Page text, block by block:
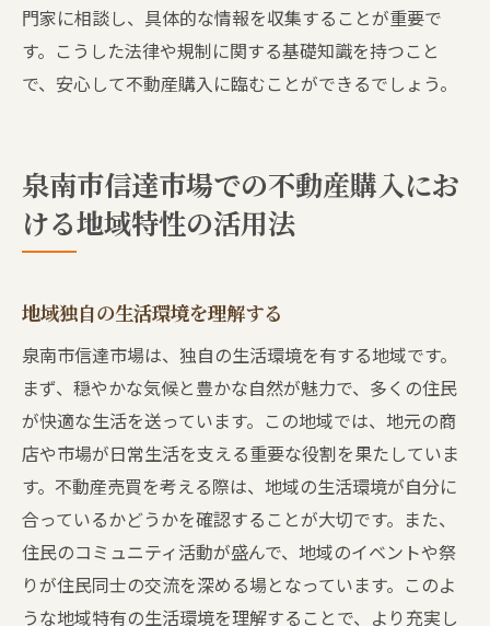
門家に相談し、具体的な情報を収集することが重要で
す。こうした法律や規制に関する基礎知識を持つこと
で、安心して不動産購入に臨むことができるでしょう。
泉南市信達市場での不動産購入にお
ける地域特性の活用法
地域独自の生活環境を理解する
泉南市信達市場は、独自の生活環境を有する地域です。
まず、穏やかな気候と豊かな自然が魅力で、多くの住民
が快適な生活を送っています。この地域では、地元の商
店や市場が日常生活を支える重要な役割を果たしていま
す。不動産売買を考える際は、地域の生活環境が自分に
合っているかどうかを確認することが大切です。また、
住民のコミュニティ活動が盛んで、地域のイベントや祭
りが住民同士の交流を深める場となっています。このよ
うな地域特有の生活環境を理解することで、より充実し